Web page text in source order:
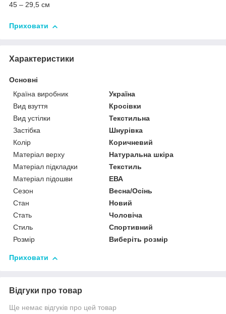
45 – 29,5 см
Приховати
Характеристики
Основні
Країна виробник
Україна
Вид взуття
Кросівки
Вид устілки
Текстильна
Застібка
Шнурівка
Колір
Коричневий
Матеріал верху
Натуральна шкіра
Матеріал підкладки
Текстиль
Матеріал підошви
ЕВА
Сезон
Весна/Осінь
Стан
Новий
Стать
Чоловіча
Стиль
Спортивний
Розмір
Виберіть розмір
Приховати
Відгуки про товар
Ще немає відгуків про цей товар